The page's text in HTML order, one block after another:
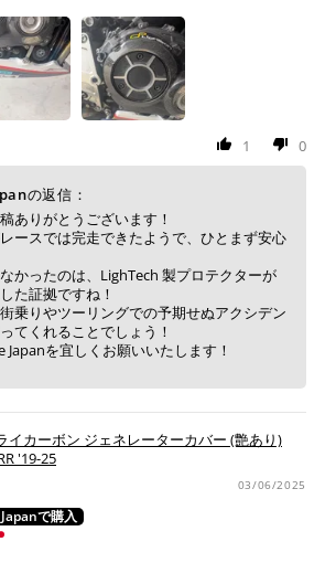
支払い頂けます。
第、商品を手配させて頂きます。
後、レジにてお支払いください。
注文日より7日以内とさせて頂いてお
てしまった場合は自動でご注文はキャン
。
以上のお買い物の際にはご利用頂けま
金のみとなります。
済)
をお知らせ致しますので、指定の口座に
い。
第、商品を手配させて頂きます。
注文日より7日以内とさせて頂いてお
1 0
の返信：
ありがとうございます！
ースでは完走できたようで、ひとまず安心
かったのは、LighTech 製プロテクターが
た証拠ですね！
乗りやツーリングでの予期せぬアクシデン
てくれることでしょう！
を宜しくお願いいたします！
イカーボン ジェネレーターカバー (艶あり)
'19-25
03/06/2025